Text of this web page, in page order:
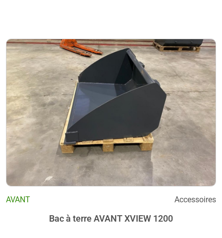
AVANT Accessoires
Bac à terre AVANT XVIEW 1200